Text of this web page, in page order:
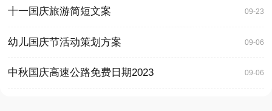
十一国庆旅游简短文案 09-23
幼儿国庆节活动策划方案 09-06
中秋国庆高速公路免费日期2023 09-06